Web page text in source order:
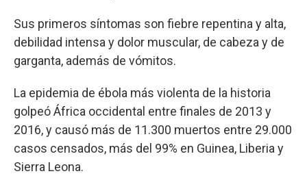
Sus primeros síntomas son fiebre repentina y alta,
debilidad intensa y dolor muscular, de cabeza y de
garganta, además de vómitos.
La epidemia de ébola más violenta de la historia
golpeó África occidental entre finales de 2013 y
2016, y causó más de 11.300 muertos entre 29.000
casos censados, más del 99% en Guinea, Liberia y
Sierra Leona.